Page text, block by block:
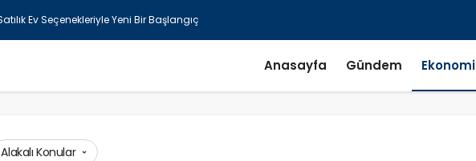
Anasayfa Gündem Ekonomi
Alakalı Konular